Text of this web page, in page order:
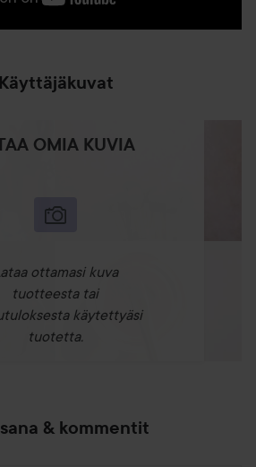
Käyttäjäkuvat
OMIA KUVIA
ottamasi kuva
tuotteesta tai
käytettyäsi
tuotetta.
& kommentit